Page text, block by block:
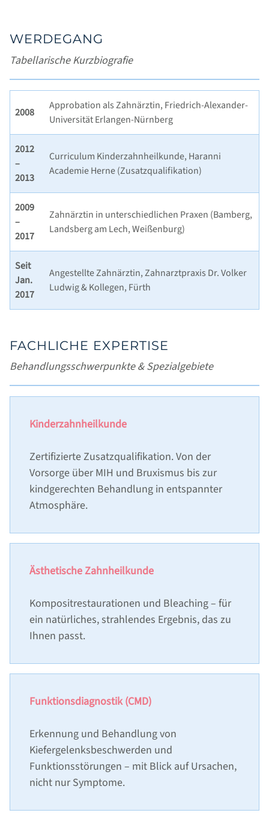
SERVICE
IM NOTFALL
LACHGAS & NARKOSE
WÜNSCHE - ANREGUNGEN - KRITIK
DOWNLOADBEREICH
DENTAL LEXIKON
WERDEGANG
Tabellarische Kurzbiografie
2008
Approbation als Zahnärztin, Friedrich-Alexander-
Universität Erlangen-Nürnberg
2012
–
2013
Curriculum Kinderzahnheilkunde, Haranni
Academie Herne (Zusatzqualifikation)
2009
–
2017
Zahnärztin in unterschiedlichen Praxen (Bamberg,
Landsberg am Lech, Weißenburg)
Seit
Jan.
2017
Angestellte Zahnärztin, Zahnarztpraxis Dr. Volker
Ludwig & Kollegen, Fürth
FACHLICHE EXPERTISE
Behandlungsschwerpunkte & Spezialgebiete
Kinderzahnheilkunde
Zertifizierte Zusatzqualifikation. Von der
Vorsorge über MIH und Bruxismus bis zur
kindgerechten Behandlung in entspannter
Atmosphäre.
Ästhetische Zahnheilkunde
Kompositrestaurationen und Bleaching – für
ein natürliches, strahlendes Ergebnis, das zu
Ihnen passt.
Funktionsdiagnostik (CMD)
Erkennung und Behandlung von
Kiefergelenksbeschwerden und
Funktionsstörungen – mit Blick auf Ursachen,
nicht nur Symptome.